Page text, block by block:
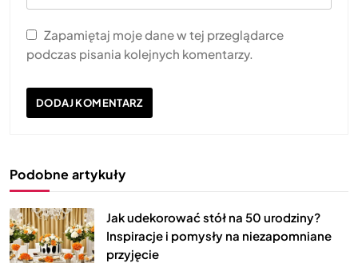
Zapamiętaj moje dane w tej przeglądarce
podczas pisania kolejnych komentarzy.
Podobne artykuły
Jak udekorować stół na 50 urodziny?
Inspiracje i pomysły na niezapomniane
przyjęcie